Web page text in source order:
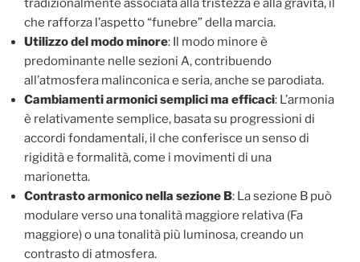
tradizionalmente associata alla tristezza e alla gravità, il
che rafforza l’aspetto “funebre” della marcia.
Utilizzo del modo minore: Il modo minore è
predominante nelle sezioni A, contribuendo
all’atmosfera malinconica e seria, anche se parodiata.
Cambiamenti armonici semplici ma efficaci: L’armonia
è relativamente semplice, basata su progressioni di
accordi fondamentali, il che conferisce un senso di
rigidità e formalità, come i movimenti di una
marionetta.
Contrasto armonico nella sezione B: La sezione B può
modulare verso una tonalità maggiore relativa (Fa
maggiore) o una tonalità più luminosa, creando un
contrasto di atmosfera.